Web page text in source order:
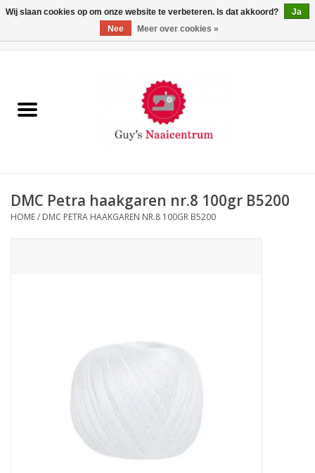
Machines
Breien en haken
DMC Petra haakgaren nr.8 100gr B5200
HOME/ DMC PETRA HAAKGAREN NR.8 100GR B5200
Wij slaan cookies op om onze website te verbeteren. Is dat akkoord?
Ja
Nee
Meer over cookies »